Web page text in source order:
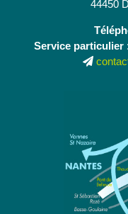
44450
Service particulier